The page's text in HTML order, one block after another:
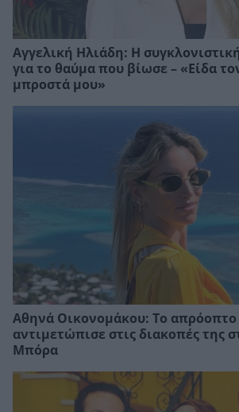
Αγγελική Ηλιάδη: Η
για το θαύμα που βίωσε – «Είδα
μπροστά μου»
Αθηνά Οικονομάκου: Το
αντιμετώπισε στις διακοπές της
Μπόρα